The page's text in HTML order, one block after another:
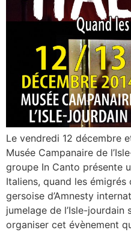
Le vendredi 12 décembre
Musée Campanaire de
groupe In Canto présente
Italiens, quand les émigrés
gersoise d’Amnesty
jumelage de l’Isle-jourdain
organiser cet évènement